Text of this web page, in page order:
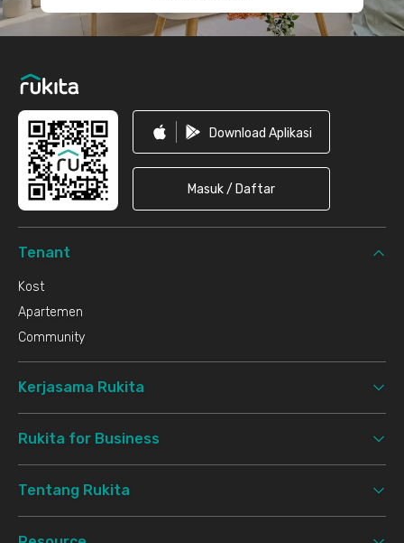
Download Aplikasi
Masuk / Daftar
Tenant
Kost
Apartemen
Community
Kerjasama Rukita
Rukita for Business
Tentang Rukita